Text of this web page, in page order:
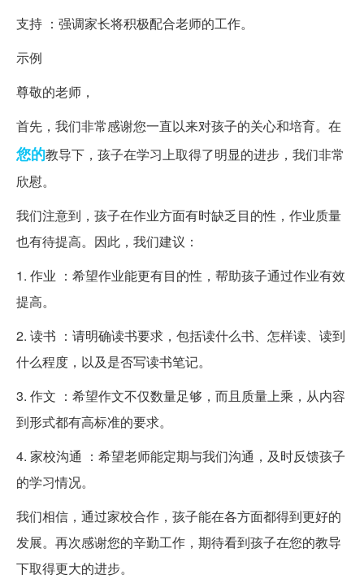
支持 ：强调家长将积极配合老师的工作。
示例
尊敬的老师，
首先，我们非常感谢您一直以来对孩子的关心和培育。在
您的教导下，孩子在学习上取得了明显的进步，我们非常
欣慰。
我们注意到，孩子在作业方面有时缺乏目的性，作业质量
也有待提高。因此，我们建议：
1. 作业 ：希望作业能更有目的性，帮助孩子通过作业有效
提高。
2. 读书 ：请明确读书要求，包括读什么书、怎样读、读到
什么程度，以及是否写读书笔记。
3. 作文 ：希望作文不仅数量足够，而且质量上乘，从内容
到形式都有高标准的要求。
4. 家校沟通 ：希望老师能定期与我们沟通，及时反馈孩子
的学习情况。
我们相信，通过家校合作，孩子能在各方面都得到更好的
发展。再次感谢您的辛勤工作，期待看到孩子在您的教导
下取得更大的进步。